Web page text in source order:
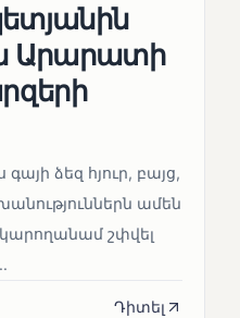
Արարատի
ձեզ հյուր, բայց,
ամեն
շփվել
Դիտել